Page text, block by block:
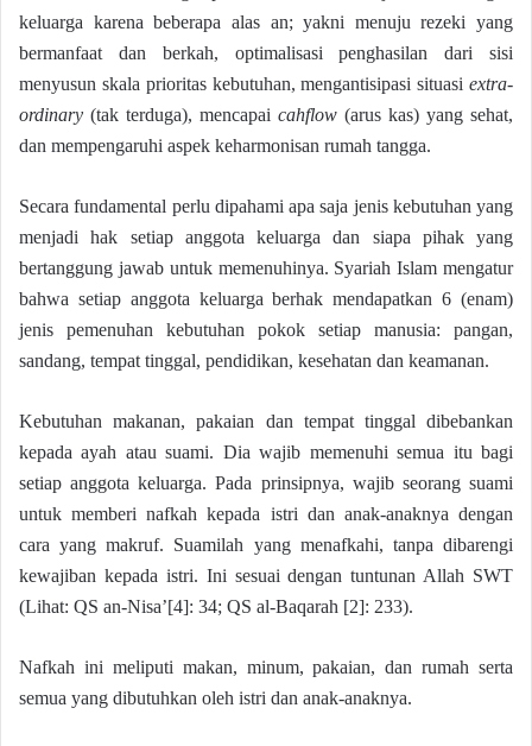
keluarga karena beberapa alas an; yakni menuju rezeki yang
bermanfaat dan berkah, optimalisasi penghasilan dari sisi
menyusun skala prioritas kebutuhan, mengantisipasi situasi extra-
ordinary (tak terduga), mencapai cahflow (arus kas) yang sehat,
dan mempengaruhi aspek keharmonisan rumah tangga.
Secara fundamental perlu dipahami apa saja jenis kebutuhan yang
menjadi hak setiap anggota keluarga dan siapa pihak yang
bertanggung jawab untuk memenuhinya. Syariah Islam mengatur
bahwa setiap anggota keluarga berhak mendapatkan 6 (enam)
jenis pemenuhan kebutuhan pokok setiap manusia: pangan,
sandang, tempat tinggal, pendidikan, kesehatan dan keamanan.
Kebutuhan makanan, pakaian dan tempat tinggal dibebankan
kepada ayah atau suami. Dia wajib memenuhi semua itu bagi
setiap anggota keluarga. Pada prinsipnya, wajib seorang suami
untuk memberi nafkah kepada istri dan anak-anaknya dengan
cara yang makruf. Suamilah yang menafkahi, tanpa dibarengi
kewajiban kepada istri. Ini sesuai dengan tuntunan Allah SWT
(Lihat: QS an-Nisa’[4]: 34; QS al-Baqarah [2]: 233).
Nafkah ini meliputi makan, minum, pakaian, dan rumah serta
semua yang dibutuhkan oleh istri dan anak-anaknya.